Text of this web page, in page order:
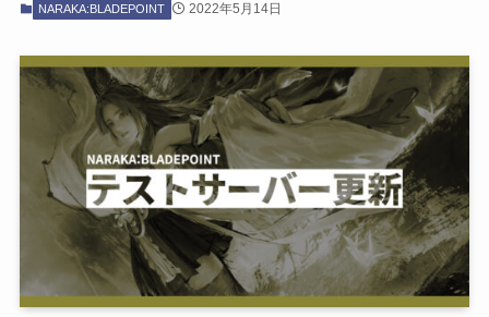
NARAKA:BLADEPOINT 2022年5月14日